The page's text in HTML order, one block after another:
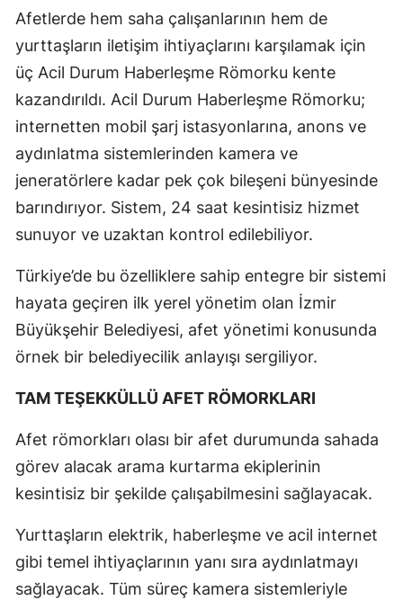
Afetlerde hem saha çalışanlarının hem de
yurttaşların iletişim ihtiyaçlarını karşılamak için
üç Acil Durum Haberleşme Römorku kente
kazandırıldı. Acil Durum Haberleşme Römorku;
internetten mobil şarj istasyonlarına, anons ve
aydınlatma sistemlerinden kamera ve
jeneratörlere kadar pek çok bileşeni bünyesinde
barındırıyor. Sistem, 24 saat kesintisiz hizmet
sunuyor ve uzaktan kontrol edilebiliyor.
Türkiye’de bu özelliklere sahip entegre bir sistemi
hayata geçiren ilk yerel yönetim olan İzmir
Büyükşehir Belediyesi, afet yönetimi konusunda
örnek bir belediyecilik anlayışı sergiliyor.
TAM TEŞEKKÜLLÜ AFET RÖMORKLARI
Afet römorkları olası bir afet durumunda sahada
görev alacak arama kurtarma ekiplerinin
kesintisiz bir şekilde çalışabilmesini sağlayacak.
Yurttaşların elektrik, haberleşme ve acil internet
gibi temel ihtiyaçlarının yanı sıra aydınlatmayı
sağlayacak. Tüm süreç kamera sistemleriyle